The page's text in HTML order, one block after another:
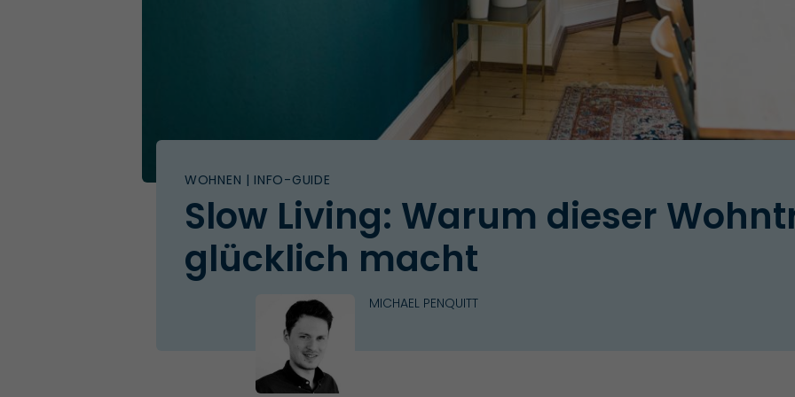
WOHNEN | INFO-GUIDE
Slow Living: Warum dieser
glücklich macht
MICHAEL PENQUITT